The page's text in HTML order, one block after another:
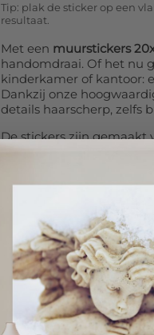
Tip: plak de sticker op een
resultaat.
Met een muurstickers
handomdraai. Of het nu
kinderkamer of kantoor:
Dankzij onze
details haarscherp, zelfs
De stickers zijn gemaakt
oppervlak. Je brengt ze
verwijderen of
eindeloos variëren en je
De mogelijkheden zijn
werkkamer, een speels
kunstwerk in de
kiezen voorvormen zoals
persoonlijke touch.
Met bijna 20 jaar
duurzaamheid. Elke